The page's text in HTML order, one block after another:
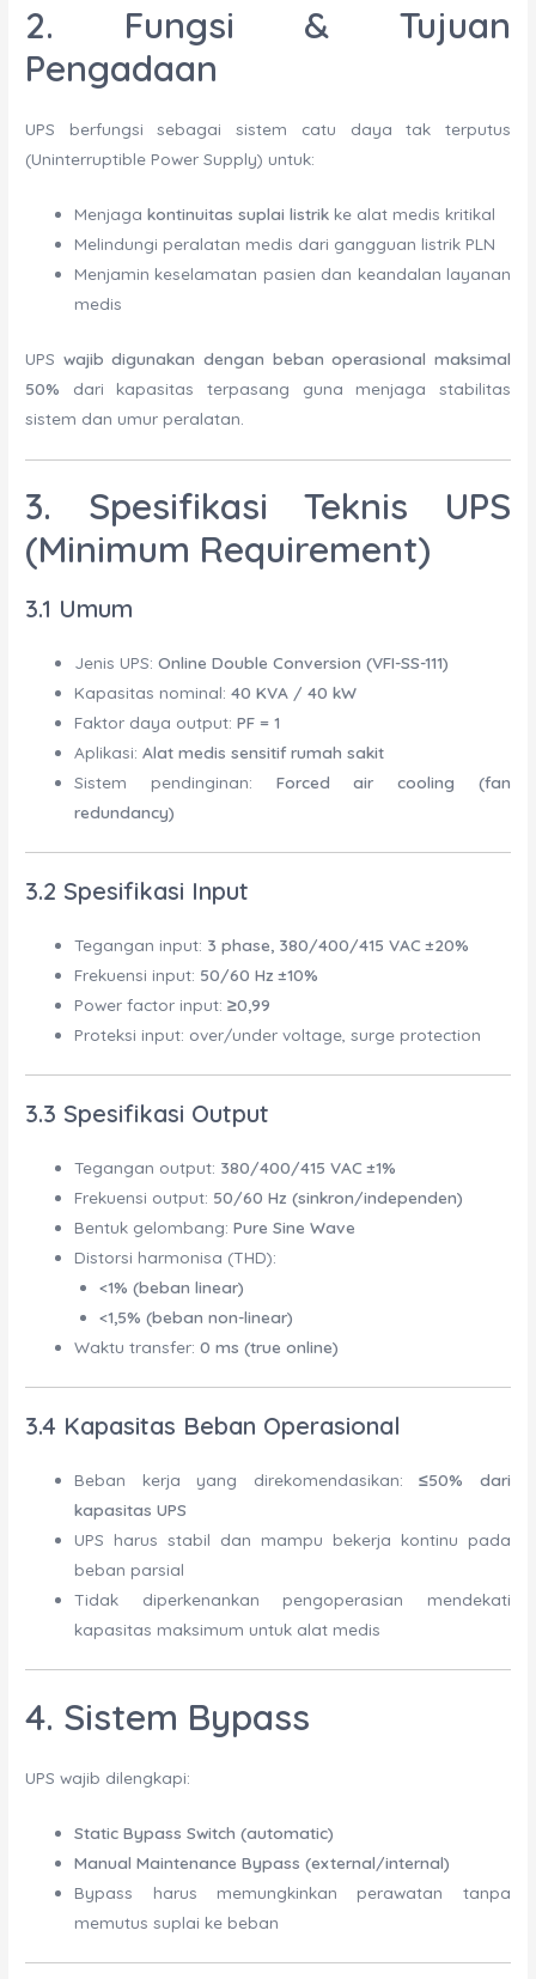
2. Fungsi & Tujuan
Pengadaan
UPS berfungsi sebagai sistem catu daya tak terputus
(Uninterruptible Power Supply) untuk:
Menjagakontinuitas suplai listrik ke alat medis kritikal
Melindungi peralatan medis dari gangguan listrik PLN
Menjamin keselamatan pasien dan keandalan layanan
medis
UPS wajib digunakan dengan beban operasional maksimal
50% dari kapasitas terpasang guna menjaga stabilitas
sistem dan umur peralatan.
3. Spesifikasi Teknis UPS
(Minimum Requirement)
3.1 Umum
Jenis UPS:Online Double Conversion (VFI-SS-111)
Kapasitas nominal:40 KVA / 40 kW
Faktor daya output:PF = 1
Aplikasi:Alat medis sensitif rumah sakit
Sistem pendinginan: Forced air cooling (fan
redundancy)
3.2 Spesifikasi Input
Tegangan input: 3 phase, 380/400/415 VAC ±20%
Frekuensi input: 50/60 Hz ±10%
Power factor input:≥0,99
Proteksi input: over/under voltage, surge protection
3.3 Spesifikasi Output
Tegangan output: 380/400/415 VAC ±1%
Frekuensi output: 50/60 Hz (sinkron/independen)
Bentuk gelombang:Pure Sine Wave
Distorsi harmonisa (THD):
<1% (beban linear)
<1,5% (beban non-linear)
Waktu transfer:0 ms (true online)
3.4 Kapasitas Beban Operasional
Beban kerja yang direkomendasikan:≤50% dari
kapasitas UPS
UPS harus stabil dan mampu bekerja kontinu pada
beban parsial
Tidak diperkenankan pengoperasian mendekati
kapasitas maksimum untuk alat medis
4. Sistem Bypass
UPS wajib dilengkapi:
Static Bypass Switch (automatic)
Manual Maintenance Bypass (external/internal)
Bypass harus memungkinkan perawatan tanpa
memutus suplai ke beban